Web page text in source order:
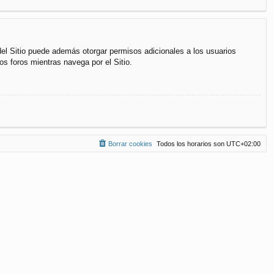
Sitio puede además otorgar permisos adicionales a los usuarios
foros mientras navega por el Sitio.
Todos los horarios son UTC+02:00
Borrar cookies